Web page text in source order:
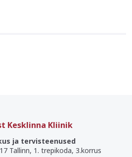
Kesklinna Kliinik
ja tervisteenused
Tallinn, 1. trepikoda, 3.korrus